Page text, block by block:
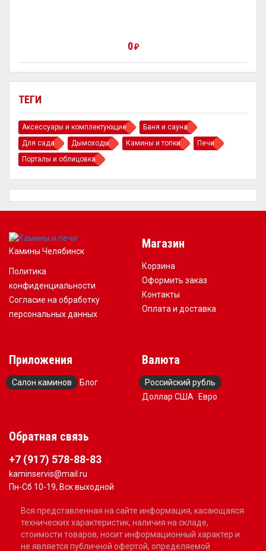
ТЕГИ
Аксессуары и комплектующие
Баня и сауна
Для сада
Дымоходы Камины и топки
Печи
Порталы и облицовка
0₽
Камины Челябинск
Политика
конфиденциальности
Согласие на обработку
персональных данных
Магазин
Корзина
Оформить заказ
Контакты
Оплата и доставка
Приложения
Салон каминов Блог
Валюта
Российский рубль
Доллар США
Евро
Обратная связь
+7 (917) 578-88-83
kaminservis@mail.ru
Пн-Сб 10-19, Вск выходной
Вся представленная на сайте информация, касающаяся
технических характеристик, наличия на складе,
стоимости товаров, носит информационный характер и
не является публичной офертой, определяемой